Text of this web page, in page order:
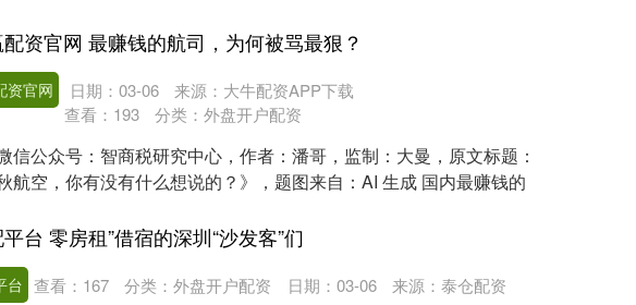
资官网 最赚钱的航司，为何被骂最狠？
资官网 日期：03-06
来源：大牛配资APP下载
查看： 193 分类： 外盘开户配资
信公众号：智商税研究中心，作者：潘哥，监制：大曼，原文标题：
航空，你有没有什么想说的？》，题图来自：AI 生成 国内最赚钱的
台 零房租”借宿的深圳“沙发客”们
台 日期：03-06 来源：泰仓配资
查看： 167 分类： 外盘开户配资